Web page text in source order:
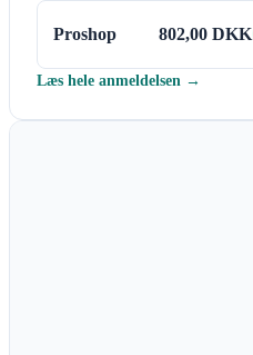
Proshop 802,00 DKK
Læs hele anmeldelsen →